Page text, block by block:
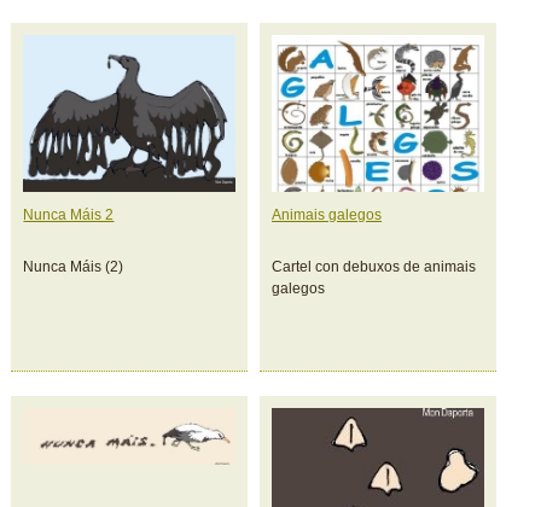
Nunca Máis 2
Nunca Máis (2)
Animais galegos
Cartel con debuxos de animais
galegos